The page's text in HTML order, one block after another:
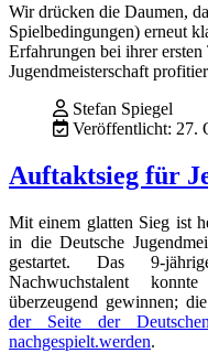
Wir drücken die Daumen,
Spielbedingungen) erneut
Erfahrungen bei ihrer
Jugendmeisterschaft
Stefan Spiegel
Veröffentlicht: 27.
Auftaktsieg für
Mit einem glatten Sieg ist
in die Deutsche
gestartet. Das 9-
Nachwuchstalent
überzeugend gewinnen;
der Seite der
nachgespielt.werden.